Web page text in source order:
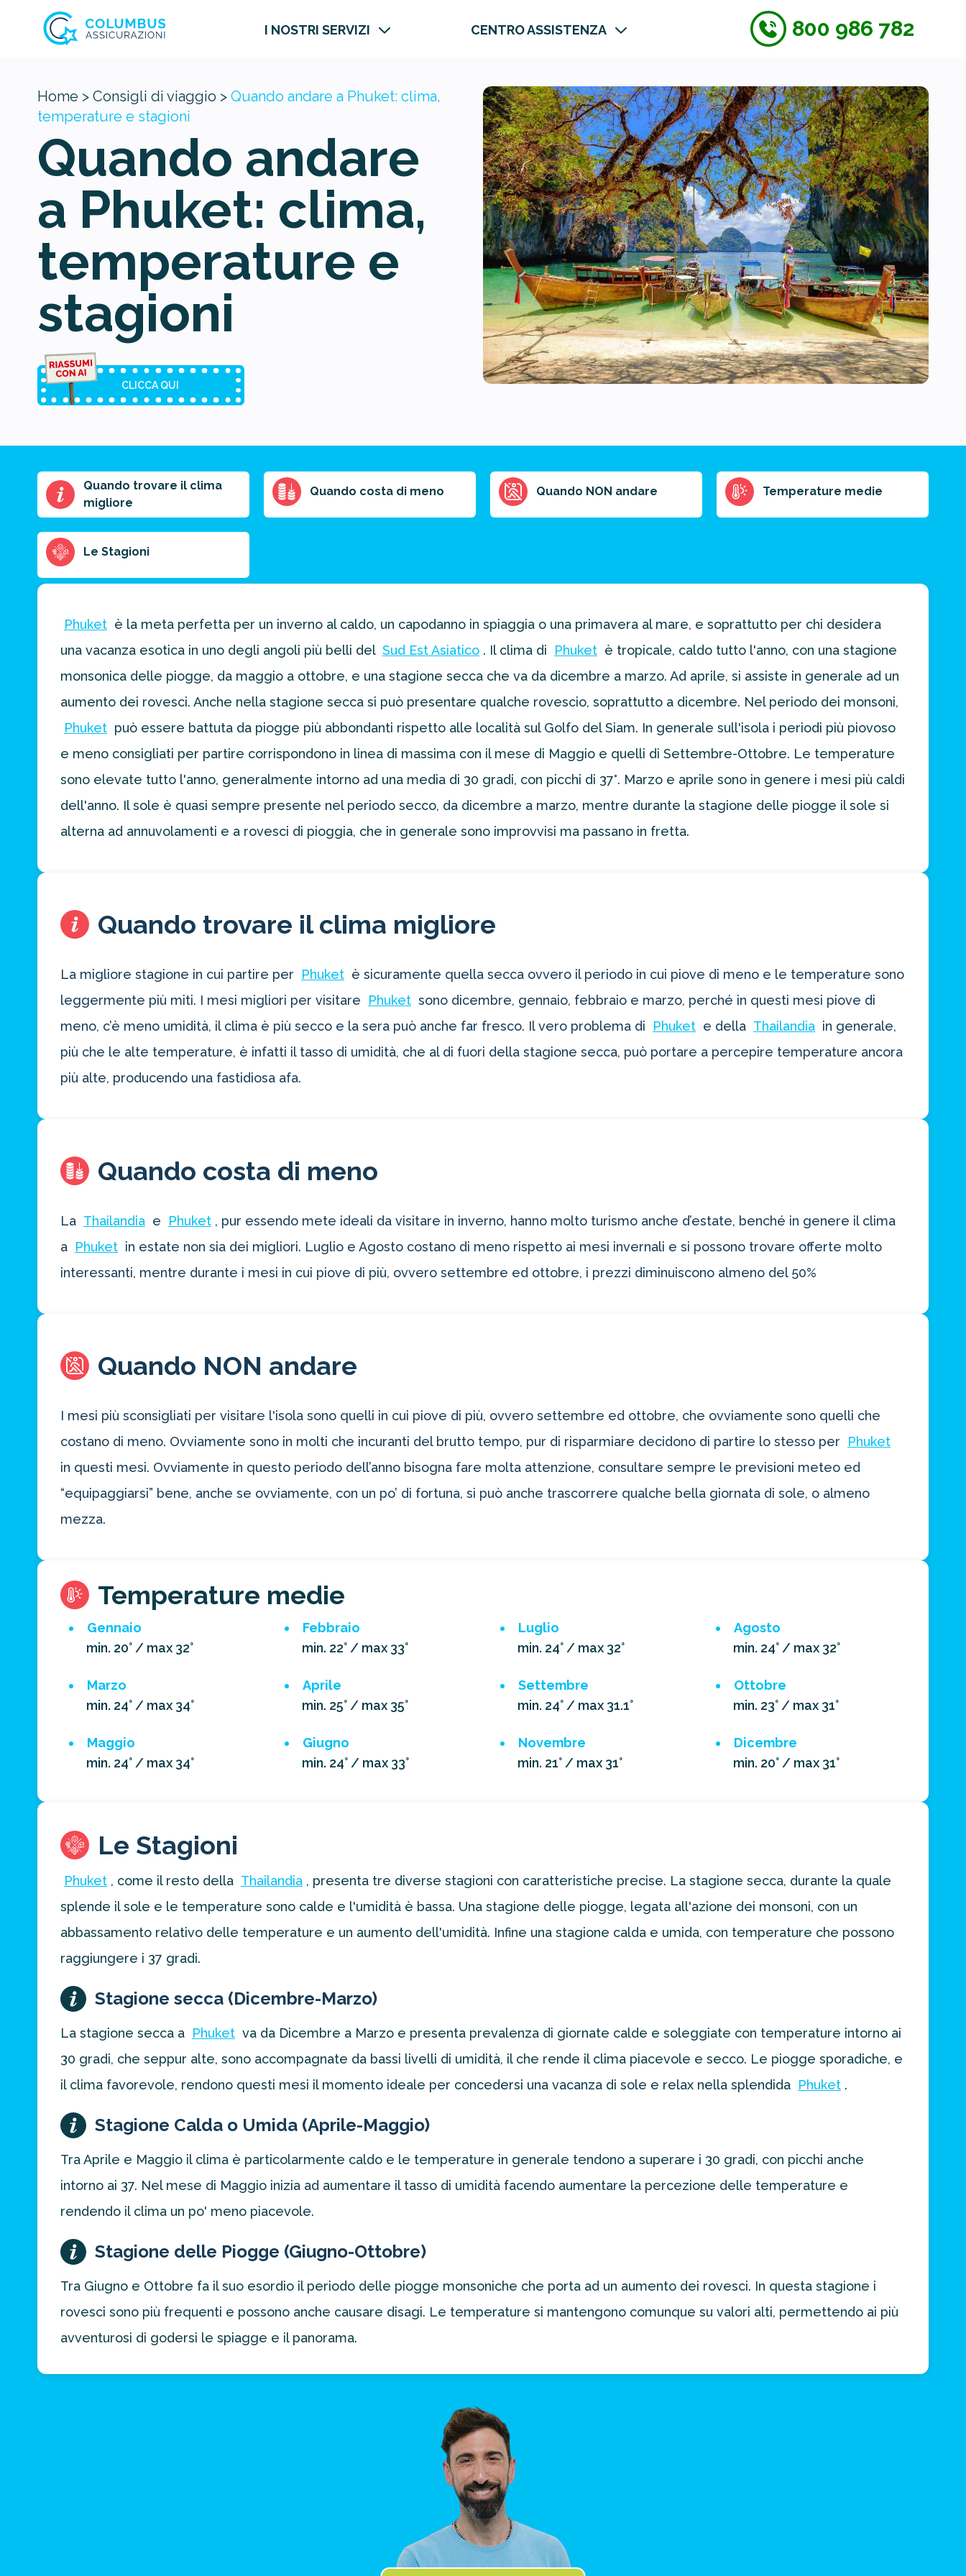
I NOSTRI SERVIZI CENTRO ASSISTENZA 800 986 782
Home > Consigli di viaggio > Quando andare a Phuket: clima,
temperature e stagioni
Quando andare
a Phuket: clima,
temperature e
stagioni
CLICCA QUI
Riassunto
dell'articolo
del riassunto
Breve Medio Punti chiave
preventivo
personalizzato
per la tua
prossima
di viaggio.
PREVENTIVO
Quando trovare il clima
migliore
Quando costa di meno Quando NON andare Temperature medie
Le Stagioni
Phuket è la meta perfetta per un inverno al caldo, un capodanno in spiaggia o una primavera al mare, e soprattutto per chi desidera
una vacanza esotica in uno degli angoli più belli del Sud Est Asiatico . Il clima di Phuket è tropicale, caldo tutto l'anno, con una stagione
monsonica delle piogge, da maggio a ottobre, e una stagione secca che va da dicembre a marzo. Ad aprile, si assiste in generale ad un
aumento dei rovesci. Anche nella stagione secca si può presentare qualche rovescio, soprattutto a dicembre. Nel periodo dei monsoni,
Phuket può essere battuta da piogge più abbondanti rispetto alle località sul Golfo del Siam. In generale sull'isola i periodi più piovoso
e meno consigliati per partire corrispondono in linea di massima con il mese di Maggio e quelli di Settembre-Ottobre. Le temperature
sono elevate tutto l'anno, generalmente intorno ad una media di 30 gradi, con picchi di 37°. Marzo e aprile sono in genere i mesi più caldi
dell'anno. Il sole è quasi sempre presente nel periodo secco, da dicembre a marzo, mentre durante la stagione delle piogge il sole si
alterna ad annuvolamenti e a rovesci di pioggia, che in generale sono improvvisi ma passano in fretta.
Quando trovare il clima migliore
La migliore stagione in cui partire per Phuket è sicuramente quella secca ovvero il periodo in cui piove di meno e le temperature sono
leggermente più miti. I mesi migliori per visitare
Phuket sono dicembre, gennaio, febbraio e marzo, perché in questi mesi piove di
meno, c’è meno umidità, il clima è più secco e la sera può anche far fresco. Il vero problema di
Phuket e della Thailandia in generale,
più che le alte temperature, è infatti il tasso di umidità, che al di fuori della stagione secca, può portare a percepire temperature ancora
più alte, producendo una fastidiosa afa.
Quando costa di meno
La Thailandia e Phuket , pur essendo mete ideali da visitare in inverno, hanno molto turismo anche d’estate, benché in genere il clima
a Phuket in estate non sia dei migliori. Luglio e Agosto costano di meno rispetto ai mesi invernali e si possono trovare offerte molto
interessanti, mentre durante i mesi in cui piove di più, ovvero settembre ed ottobre, i prezzi diminuiscono almeno del 50%
Quando NON andare
I mesi più sconsigliati per visitare l'isola sono quelli in cui piove di più, ovvero settembre ed ottobre, che ovviamente sono quelli che
costano di meno. Ovviamente sono in molti che incuranti del brutto tempo, pur di risparmiare decidono di partire lo stesso per
Phuket
in questi mesi. Ovviamente in questo periodo dell’anno bisogna fare molta attenzione, consultare sempre le previsioni meteo ed
“equipaggiarsi” bene, anche se ovviamente, con un po’ di fortuna, si può anche trascorrere qualche bella giornata di sole, o almeno
mezza.
Temperature medie
Gennaio
min. 20° / max 32°
Febbraio
min. 22° / max 33°
Marzo
min. 24° / max 34°
Aprile
min. 25° / max 35°
Maggio
min. 24° / max 34°
Giugno
min. 24° / max 33°
Luglio
min. 24° / max 32°
Agosto
min. 24° / max 32°
Settembre
min. 24° / max 31.1°
Ottobre
min. 23° / max 31°
Novembre
min. 21° / max 31°
Dicembre
min. 20° / max 31°
Le Stagioni
Phuket , come il resto della Thailandia , presenta tre diverse stagioni con caratteristiche precise. La stagione secca, durante la quale
splende il sole e le temperature sono calde e l'umidità è bassa. Una stagione delle piogge, legata all'azione dei monsoni, con un
abbassamento relativo delle temperature e un aumento dell'umidità. Infine una stagione calda e umida, con temperature che possono
raggiungere i 37 gradi.
Stagione secca (Dicembre-Marzo)
La stagione secca a Phuket va da Dicembre a Marzo e presenta prevalenza di giornate calde e soleggiate con temperature intorno ai
30 gradi, che seppur alte, sono accompagnate da bassi livelli di umidità, il che rende il clima piacevole e secco. Le piogge sporadiche, e
il clima favorevole, rendono questi mesi il momento ideale per concedersi una vacanza di sole e relax nella splendida Phuket .
Stagione Calda o Umida (Aprile-Maggio)
Tra Aprile e Maggio il clima è particolarmente caldo e le temperature in generale tendono a superare i 30 gradi, con picchi anche
intorno ai 37. Nel mese di Maggio inizia ad aumentare il tasso di umidità facendo aumentare la percezione delle temperature e
rendendo il clima un po' meno piacevole.
Stagione delle Piogge (Giugno-Ottobre)
Tra Giugno e Ottobre fa il suo esordio il periodo delle piogge monsoniche che porta ad un aumento dei rovesci. In questa stagione i
rovesci sono più frequenti e possono anche causare disagi. Le temperature si mantengono comunque su valori alti, permettendo ai più
avventurosi di godersi le spiagge e il panorama.